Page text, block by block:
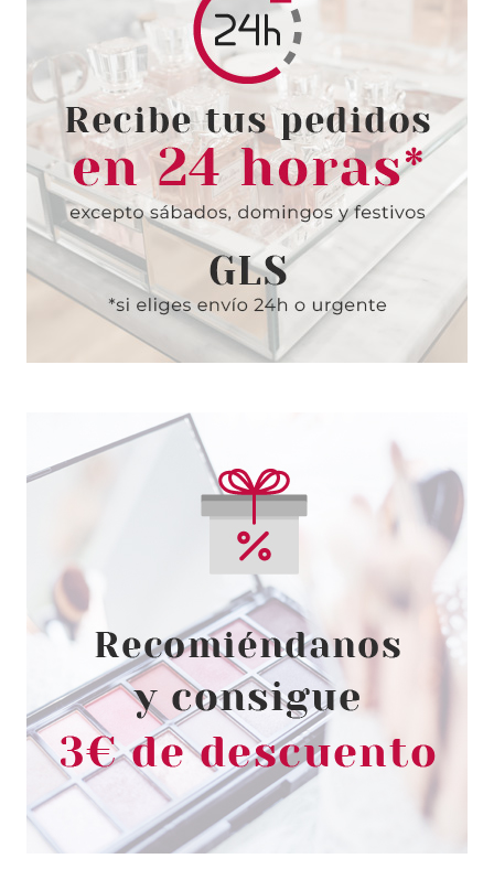
CHRISTIAN DIOR
CHRISTIAN DIOR DIORLING
EDT 100 ML
Pvr 120.00€
-35%
desde
77.95€
CHRISTIAN DIOR
CHRISTIAN DIOR POISON GIRL
EDP 50 ML
Pvr 92.50€
-29%
desde
65.99€